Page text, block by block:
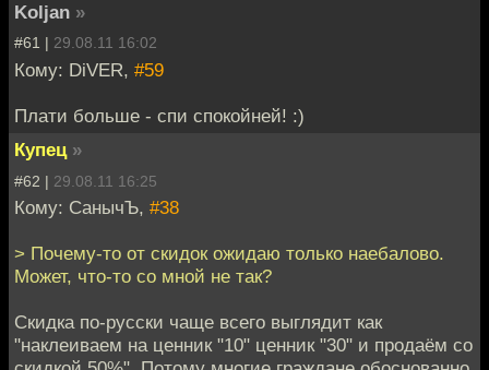
Koljan »
#61 | 29.08.11 16:02
Кому: DiVER, #59
Плати больше - спи спокойней! :)
Купец »
#62 | 29.08.11 16:25
Кому: СанычЪ, #38
> Почему-то от скидок ожидаю только наебалово.
Может, что-то со мной не так?
Скидка по-русски чаще всего выглядит как
"наклеиваем на ценник "10" ценник "30" и продаём со